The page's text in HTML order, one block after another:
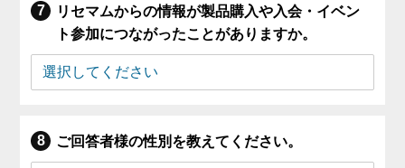
リセマムからの情報が製品購入や入会・イベン
ト参加につながったことがありますか。
ご回答者様の性別を教えてください。